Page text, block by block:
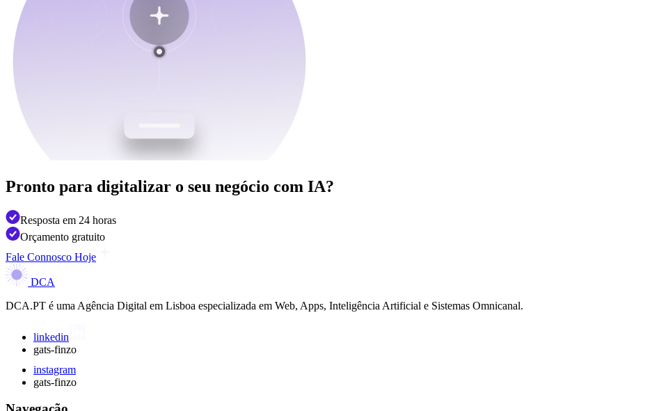
Pronto para digitalizar o seu negócio com IA?
Resposta em 24 horas
Orçamento gratuito
Fale Connosco Hoje
DCA
DCA.PT é uma Agência Digital em Lisboa especializada em Web, Apps, Inteligência Artificial e Sistemas Omnicanal.
linkedin
gats-finzo
instagram
gats-finzo